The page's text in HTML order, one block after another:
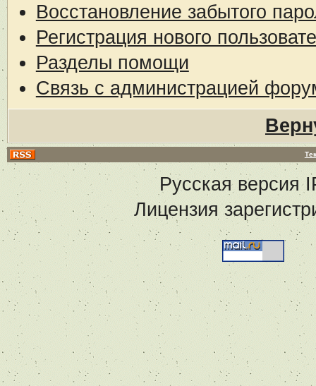
Восстановление забытого
Регистрация нового
Разделы помощи
Связь с администрацией
Русская версия
Лицензия